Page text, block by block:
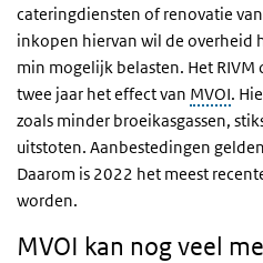
cateringdiensten of renovatie
inkopen hiervan wil de overheid
min mogelijk belasten. Het
twee jaar het effect van MVOI.
zoals minder broeikasgassen,
uitstoten. Aanbestedingen
Daarom is 2022 het meest
worden.
MVOI kan nog veel